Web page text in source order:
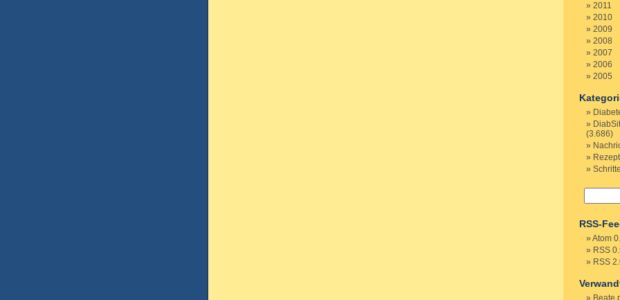
2011
2010
2009
2008
2007
2006
2005
(3.686)
RSS-
Atom
RSS
RSS
Beate